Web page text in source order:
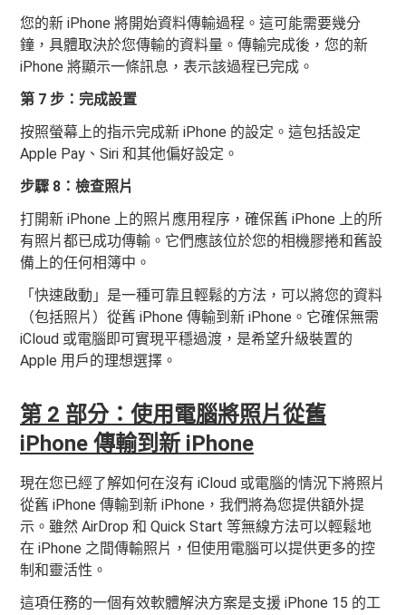
您的新 iPhone 將開始資料傳輸過程。這可能需要幾分
鐘，具體取決於您傳輸的資料量。傳輸完成後，您的新
iPhone 將顯示一條訊息，表示該過程已完成。
第 7 步：完成設置
按照螢幕上的指示完成新 iPhone 的設定。這包括設定
Apple Pay、Siri 和其他偏好設定。
步驟 8：檢查照片
打開新 iPhone 上的照片應用程序，確保舊 iPhone 上的所
有照片都已成功傳輸。它們應該位於您的相機膠捲和舊設
備上的任何相簿中。
「快速啟動」是一種可靠且輕鬆的方法，可以將您的資料
（包括照片）從舊 iPhone 傳輸到新 iPhone。它確保無需
iCloud 或電腦即可實現平穩過渡，是希望升級裝置的
Apple 用戶的理想選擇。
第 2 部分：使用電腦將照片從舊
iPhone 傳輸到新 iPhone
現在您已經了解如何在沒有 iCloud 或電腦的情況下將照片
從舊 iPhone 傳輸到新 iPhone，我們將為您提供額外提
示。雖然 AirDrop 和 Quick Start 等無線方法可以輕鬆地
在 iPhone 之間傳輸照片，但使用電腦可以提供更多的控
制和靈活性。
這項任務的一個有效軟體解決方案是支援 iPhone 15 的工